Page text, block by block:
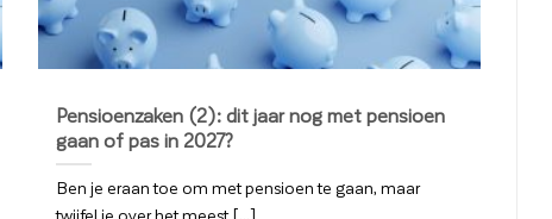
Pensioenzaken (2): dit jaar nog met pensioen
gaan of pas in 2027?
Ben je eraan toe om met pensioen te gaan, maar